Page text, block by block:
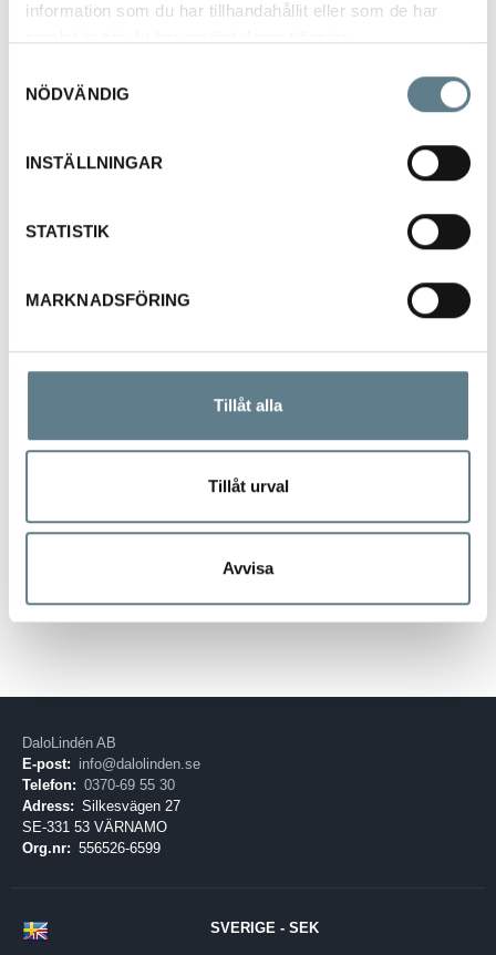
information som du har tillhandahållit eller som de har
NÖDVÄNDIG
INSTÄLLNINGAR
STATISTIK
MARKNADSFÖRING
Tillåt alla
Tillåt urval
Avvisa
17cm
2
2
0
6
-
0
DaloLindén AB
E-post: info@dalolinden.se
Telefon: 0370-69 55 30
Adress: Silkesvägen 27
SE-331 53 VÄRNAMO
Org.nr: 556526-6599
SVERIGE - SEK